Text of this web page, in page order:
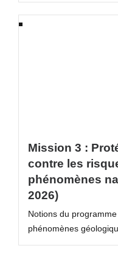
Mission 3 :
contre les
phénomènes
2026)
Notions du
phénomènes